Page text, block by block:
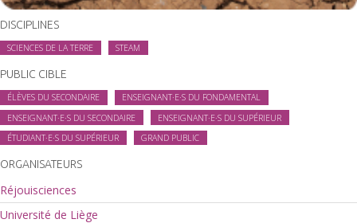
DISCIPLINES
SCIENCES DE LA TERRE STEAM
PUBLIC CIBLE
ÉLÈVES DU SECONDAIRE
ENSEIGNANT·E·S DU FONDAMENTAL
ENSEIGNANT·E·S DU SECONDAIRE
ENSEIGNANT·E·S DU SUPÉRIEUR
ÉTUDIANT·E·S DU SUPÉRIEUR
GRAND PUBLIC
ORGANISATEURS
Réjouisciences
Université de Liège